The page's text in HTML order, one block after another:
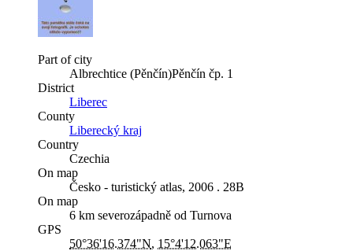
Part of city
Albrechtice (Pěnčín)Pěnčín čp. 1
District
Liberec
County
Liberecký kraj
Country
Czechia
On map
Česko - turistický atlas, 2006 . 28B
On map
6 km severozápadně od Turnova
GPS
50°36'16.374"N, 15°4'12.063"E